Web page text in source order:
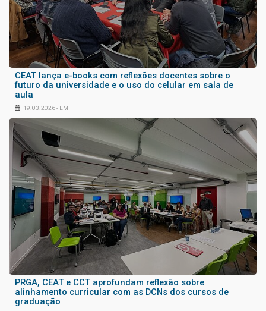
CEAT lança e-books com reflexões docentes sobre o
futuro da universidade e o uso do celular em sala de
aula
19.03.2026 - EM
PRGA, CEAT e CCT aprofundam reflexão sobre
alinhamento curricular com as DCNs dos cursos de
graduação